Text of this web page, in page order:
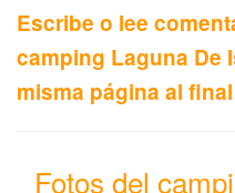
Escribe o lee
camping Laguna De
misma página al
Fotos del